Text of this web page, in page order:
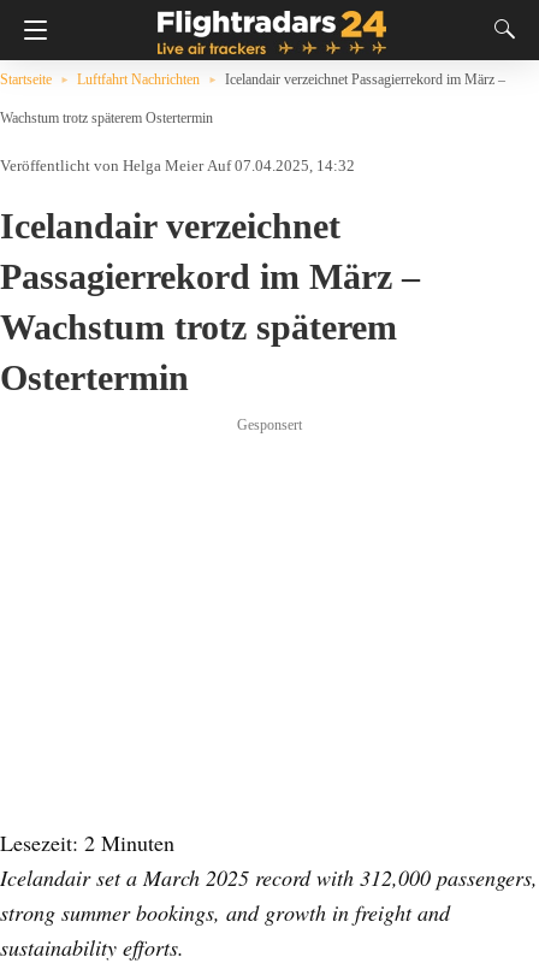
Startseite Luftfahrt Nachrichten Icelandair verzeichnet Passagierrekord im März –
Wachstum trotz späterem Ostertermin
Helga Meier Auf 07.04.2025, 14:32
Icelandair verzeichnet
Passagierrekord im März –
Wachstum trotz späterem
Ostertermin
Gesponsert
Lesezeit: 2 Minuten
Icelandair set a March 2025 record with 312,000 passengers,
strong summer bookings, and growth in freight and
sustainability efforts.